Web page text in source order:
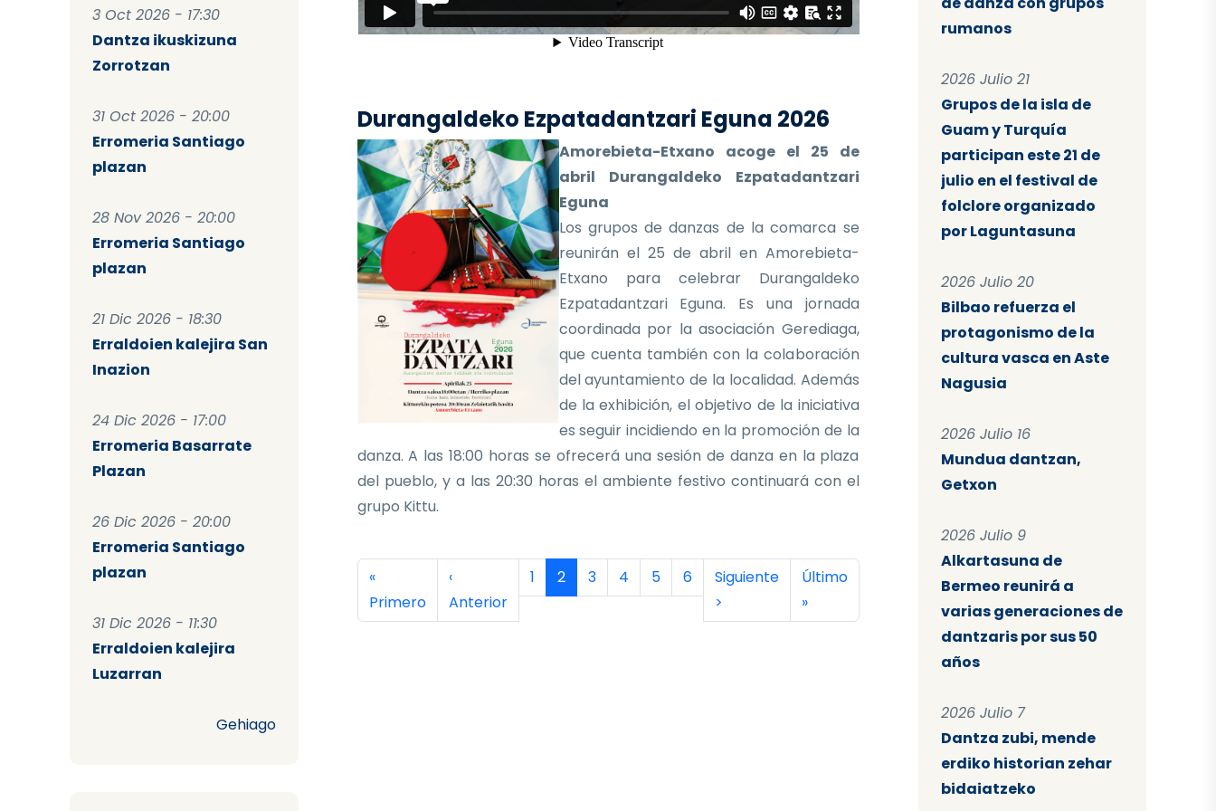
3 Oct 2026 - 17:30
Dantza ikuskizuna
Zorrotzan
31 Oct 2026 - 20:00
Erromeria Santiago
plazan
28 Nov 2026 - 20:00
Erromeria Santiago
plazan
21 Dic 2026 - 18:30
Erraldoien kalejira San
Inazion
24 Dic 2026 - 17:00
Erromeria Basarrate
Plazan
26 Dic 2026 - 20:00
Erromeria Santiago
plazan
31 Dic 2026 - 11:30
Erraldoien kalejira
Luzarran
Gehiago
Durangaldeko Ezpatadantzari Eguna 2026
Amorebieta-Etxano acoge el 25 de
abril Durangaldeko Ezpatadantzari
Eguna
Los grupos de danzas de la comarca se
reunirán el 25 de abril en Amorebieta-
Etxano para celebrar Durangaldeko
Ezpatadantzari Eguna. Es una jornada
coordinada por la asociación Gerediaga,
que cuenta también con la colaboración
del ayuntamiento de la localidad. Además
de la exhibición, el objetivo de la iniciativa
es seguir incidiendo en la promoción de la
danza. A las 18:00 horas se ofrecerá una sesión de danza en la plaza
del pueblo, y a las 20:30 horas el ambiente festivo continuará con el
grupo Kittu.
Paginación
Primera página
«
Primero
Página anterior
‹
Anterior
Página
1 Página actual
2 Página
3 Página
4 Página
5 Página
6 Siguiente página
Siguiente
>
Última página
Último
»
rumanos
2026 Julio 21
Grupos de la isla de
Guam y Turquía
participan este 21 de
julio en el festival de
folclore organizado
por Laguntasuna
2026 Julio 20
Bilbao refuerza el
protagonismo de la
cultura vasca en Aste
Nagusia
2026 Julio 16
Mundua dantzan,
Getxon
2026 Julio 9
Alkartasuna de
Bermeo reunirá a
varias generaciones de
dantzaris por sus 50
años
2026 Julio 7
Dantza zubi, mende
erdiko historian zehar
bidaiatzeko